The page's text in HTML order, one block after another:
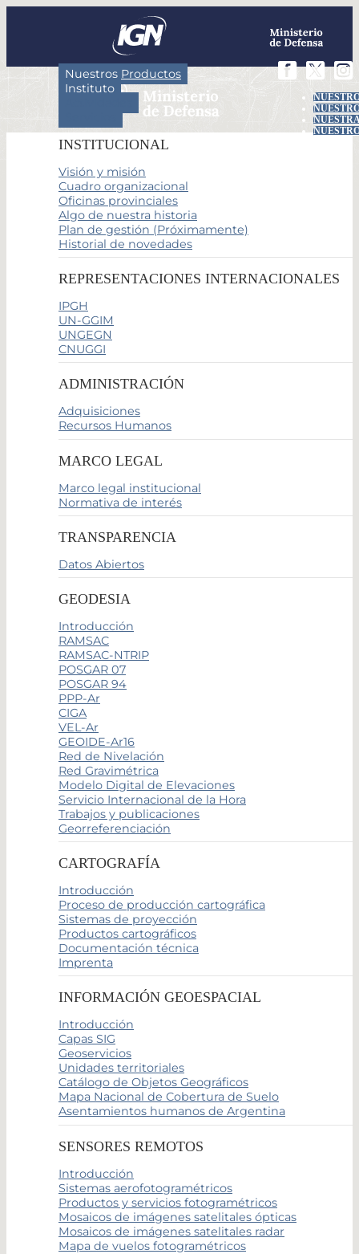
Nuestros Productos
Instituto
INSTITUCIONAL
Visión y misión
Cuadro organizacional
Oficinas provinciales
Algo de nuestra historia
Plan de gestión (Próximamente)
Historial de novedades
REPRESENTACIONES INTERNACIONALES
IPGH
UN-GGIM
UNGEGN
CNUGGI
ADMINISTRACIÓN
Adquisiciones
Recursos Humanos
MARCO LEGAL
Marco legal institucional
Normativa de interés
TRANSPARENCIA
Datos Abiertos
GEODESIA
Introducción
RAMSAC
RAMSAC-NTRIP
POSGAR 07
POSGAR 94
PPP-Ar
CIGA
VEL-Ar
GEOIDE-Ar16
Red de Nivelación
Red Gravimétrica
Modelo Digital de Elevaciones
Servicio Internacional de la Hora
Trabajos y publicaciones
Georreferenciación
CARTOGRAFÍA
Introducción
Proceso de producción cartográfica
Sistemas de proyección
Productos cartográficos
Documentación técnica
Imprenta
INFORMACIÓN GEOESPACIAL
Introducción
Capas SIG
Geoservicios
Unidades territoriales
Catálogo de Objetos Geográficos
Mapa Nacional de Cobertura de Suelo
Asentamientos humanos de Argentina
SENSORES REMOTOS
Introducción
Sistemas aerofotogramétricos
Productos y servicios fotogramétricos
Mosaicos de imágenes satelitales ópticas
Mosaicos de imágenes satelitales radar
Mapa de vuelos fotogramétricos